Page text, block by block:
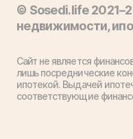
© Sosedi.life
недвижимости,
Сайт не является
лишь посреднические
ипотекой. Выдачей
соответствующие